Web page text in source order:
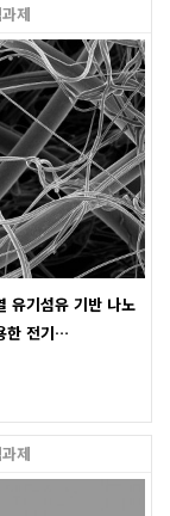
제
유기섬유 기반 나노
한 전기…
제